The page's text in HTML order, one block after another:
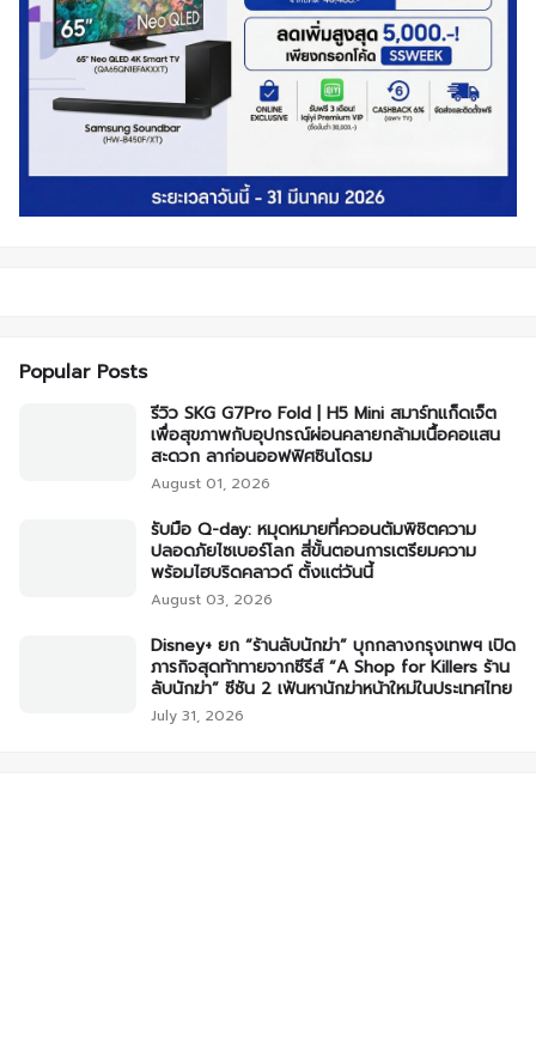
Popular Posts
รีวิว SKG G7Pro Fold | H5 Mini สมาร์ทแก็ดเจ็ต
เพื่อสุขภาพกับอุปกรณ์ผ่อนคลายกล้ามเนื้อคอแสน
สะดวก ลาก่อนออฟฟิศซินโดรม
August 01, 2026
รับมือ Q-day: หมุดหมายที่ควอนตัมพิชิตความ
ปลอดภัยไซเบอร์โลก สี่ขั้นตอนการเตรียมความ
พร้อมไฮบริดคลาวด์ ตั้งแต่วันนี้
August 03, 2026
Disney+ ยก “ร้านลับนักฆ่า” บุกกลางกรุงเทพฯ เปิด
ภารกิจสุดท้าทายจากซีรีส์ “A Shop for Killers ร้าน
ลับนักฆ่า” ซีซัน 2 เฟ้นหานักฆ่าหน้าใหม่ในประเทศไทย
July 31, 2026